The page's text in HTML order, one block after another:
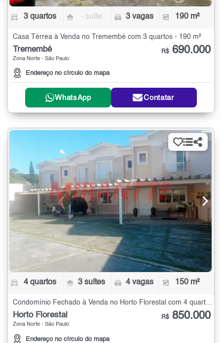
3 quartos - suíte 3 vagas 190 m²
Casa Térrea à Venda no Tremembé com 3 quartos - 190 m²
Tremembé
Zona Norte - São Paulo
Endereço no círculo do mapa
R$ 690.000
WhatsApp Contatar
4 quartos 3 suítes 4 vagas 150 m²
Condomínio Fechado à Venda no Horto Florestal com 4 quartos - 150 m²
Horto Florestal
Zona Norte - São Paulo
Endereço no círculo do mapa
R$ 850.000